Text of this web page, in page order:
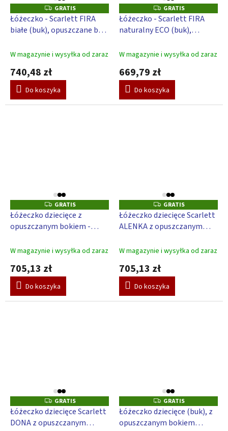
G
R
A
T
GRATIS
Łóżeczko - Scarlett FIRA
białe (buk), opuszczane boki
W magazynie i wysyłka od zaraz
740,48 zł
Do koszyka
G
R
A
T
GRATIS
Łóżeczko - Scarlett FIRA
naturalny ECO (buk),
cm
W magazynie i wysyłka od zaraz
669,79 zł
Do koszyka
G
R
A
T
GRATIS
Łóżeczko dziecięce z
opuszczanym bokiem -
120 x 60 cm
W magazynie i wysyłka od zaraz
705,13 zł
Do koszyka
G
R
A
T
I
GRATIS
Łóżeczko dziecięce Scarlett
ALENKA z opuszczanym
cm - szary
W magazynie i wysyłka od zaraz
705,13 zł
Do koszyka
G
R
A
T
GRATIS
Łóżeczko dziecięce Scarlett
DONA z opuszczanym
G
R
A
T
GRATIS
Łóżeczko dziecięce (buk), z
opuszczanym bokiem